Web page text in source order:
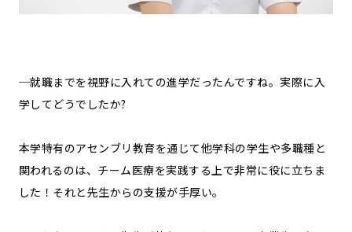
─就職までを視野に入れての進学だったんですね。実際に入
学してどうでしたか?
本学特有のアセンブリ教育を通じて他学科の学生や多職種と
関われるのは、チーム医療を実践する上で非常に役に立ちま
した！それと先生からの支援が手厚い。